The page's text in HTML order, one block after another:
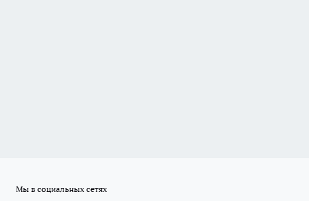
Мы в социальных сетях